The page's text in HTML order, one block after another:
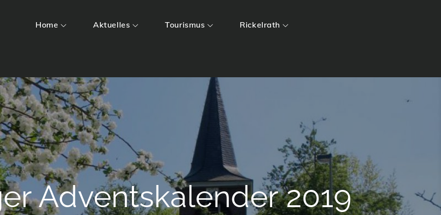
Home Aktuelles Tourismus Rickelrath
Adventskalender 2019